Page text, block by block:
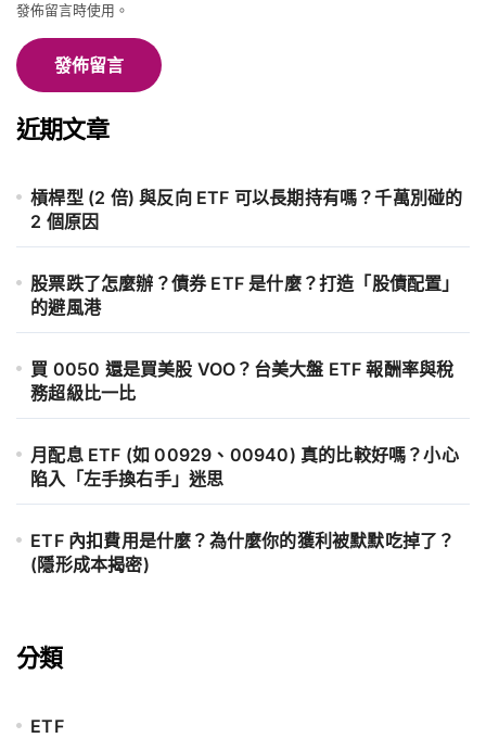
發佈留言時使用。
近期文章
槓桿型 (2 倍) 與反向 ETF 可以長期持有嗎？千萬別碰的
2 個原因
股票跌了怎麼辦？債券 ETF 是什麼？打造「股債配置」
的避風港
買 0050 還是買美股 VOO？台美大盤 ETF 報酬率與稅
務超級比一比
月配息 ETF (如 00929、00940) 真的比較好嗎？小心
陷入「左手換右手」迷思
ETF 內扣費用是什麼？為什麼你的獲利被默默吃掉了？
(隱形成本揭密)
分類
ETF